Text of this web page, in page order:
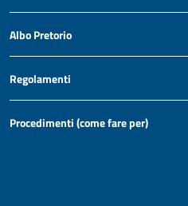
Albo Pretorio
Regolamenti
Procedimenti (come fare per)